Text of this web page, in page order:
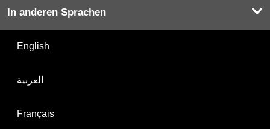
In anderen Sprachen
English
العربية
Français